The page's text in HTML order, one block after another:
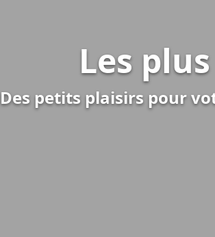
Les
Des petits plaisirs pour